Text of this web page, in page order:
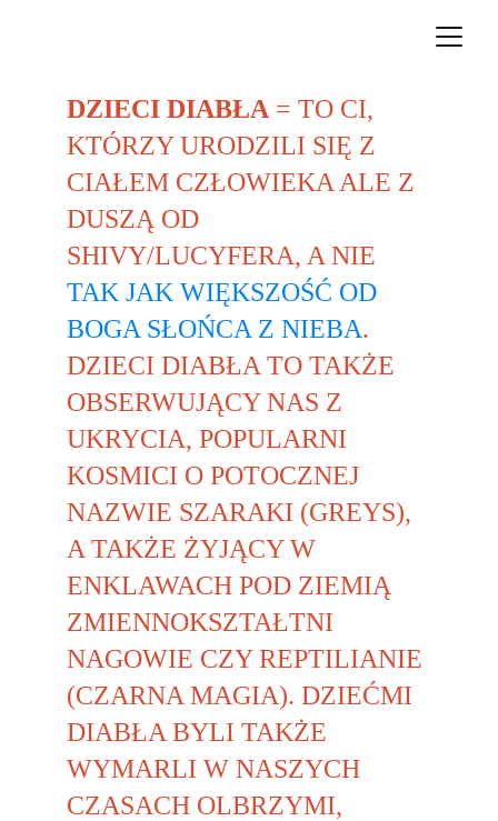
DZIECI DIABŁA = TO CI,
KTÓRZY URODZILI SIĘ Z
CIAŁEM CZŁOWIEKA ALE Z
DUSZĄ OD
SHIVY/LUCYFERA, A NIE
TAK JAK WIĘKSZOŚĆ OD
BOGA SŁOŃCA Z NIEBA.
DZIECI DIABŁA TO TAKŻE
OBSERWUJĄCY NAS Z
UKRYCIA, POPULARNI
KOSMICI O POTOCZNEJ
NAZWIE SZARAKI (GREYS),
A TAKŻE ŻYJĄCY W
ENKLAWACH POD ZIEMIĄ
ZMIENNOKSZTAŁTNI
NAGOWIE CZY REPTILIANIE
(CZARNA MAGIA). DZIEĆMI
DIABŁA BYLI TAKŻE
WYMARLI W NASZYCH
CZASACH OLBRZYMI,